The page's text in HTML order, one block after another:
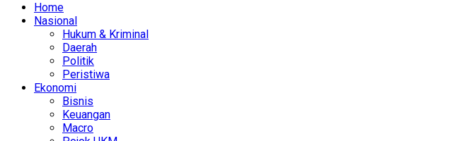
Home
Nasional
Hukum & Kriminal
Daerah
Politik
Peristiwa
Ekonomi
Bisnis
Keuangan
Macro